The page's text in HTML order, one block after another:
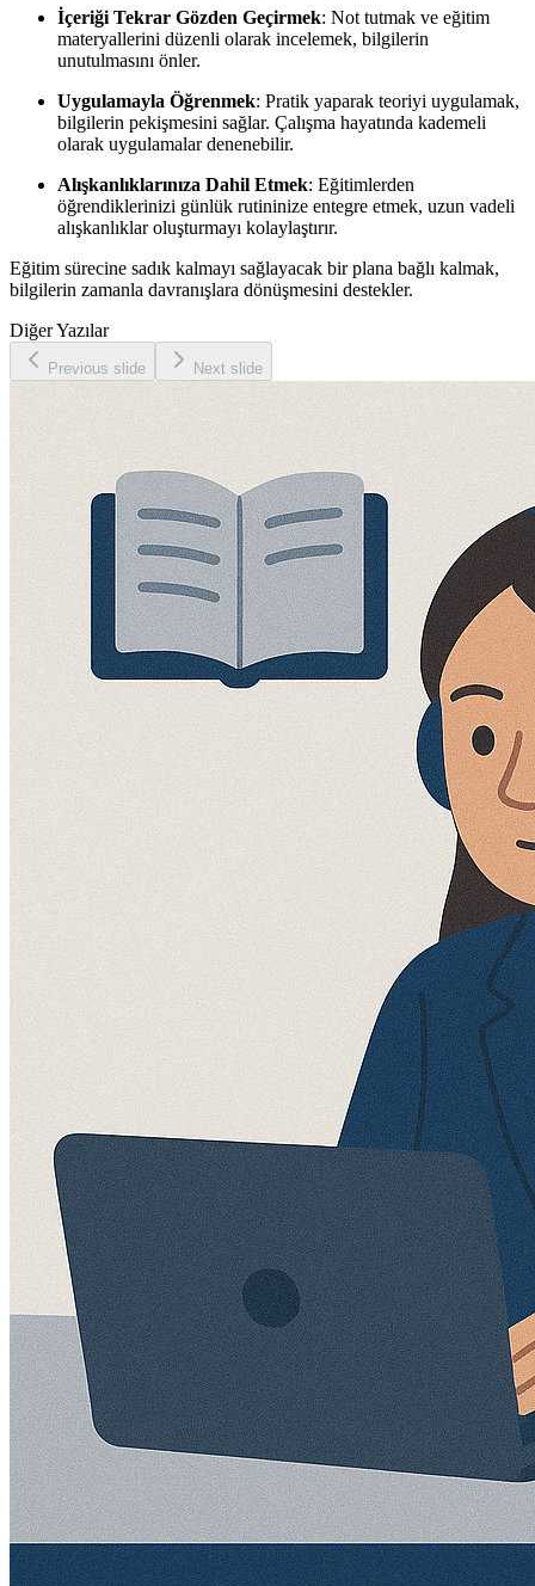
İçeriği Tekrar Gözden Geçirmek: Not tutmak ve eğitim
materyallerini düzenli olarak incelemek, bilgilerin
unutulmasını önler.
Uygulamayla Öğrenmek: Pratik yaparak teoriyi uygulamak,
bilgilerin pekişmesini sağlar. Çalışma hayatında kademeli
olarak uygulamalar denenebilir.
Alışkanlıklarınıza Dahil Etmek: Eğitimlerden
öğrendiklerinizi günlük rutininize entegre etmek, uzun vadeli
alışkanlıklar oluşturmayı kolaylaştırır.
Eğitim sürecine sadık kalmayı sağlayacak bir plana bağlı kalmak,
bilgilerin zamanla davranışlara dönüşmesini destekler.
Diğer Yazılar
Previous slide Next slide